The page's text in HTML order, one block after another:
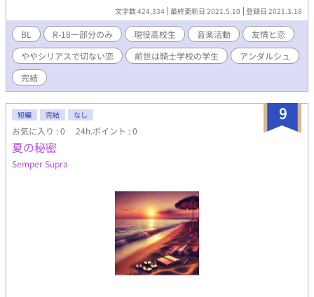
文字数 424,334 最終更新日 2021.5.10 登録日 2021.3.18
BL R-18一部分のみ 現役高校生 音楽活動
友情と恋
ややシリアスで切ない恋
前世は騎士学校の学生
アンダルシュ
完結
9
短編 完結 なし
お気に入り : 0 24h.ポイント : 0
夏の秘密
Semper Supra